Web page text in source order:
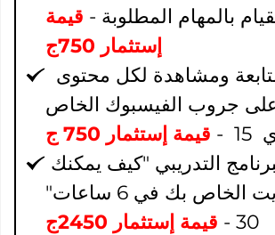
بالمهام المطلوبة - قيمة
إستثمار 750ج
على جروب الفيسبوك الخاص
-
قيمة إستثمار 750 ج
بناء الويبسايت الخاص بك في 6 ساعات"
30 -
قيمة إستثمار 2450ج